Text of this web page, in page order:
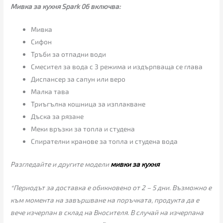
Мивка за кухня Spark 06 включва:
Мивка
Сифон
Тръби за отпадни води
Смесител за вода с 3 режима и издърпваща се глава
Диспансер за сапун или веро
Малка тава
Триъгълна кошница за изплакване
Дъска за рязане
Меки връзки за топла и студена
Спирателни кранове за топла и студена вода
Разгледайте и другите моделимивки за кухня
*Периодът за доставка е обикновено от 2 – 5 дни. Възможно е
към момента на завършване на поръчката, продукта да е
вече изчерпан в склад на Вносителя. В случай на изчерпана